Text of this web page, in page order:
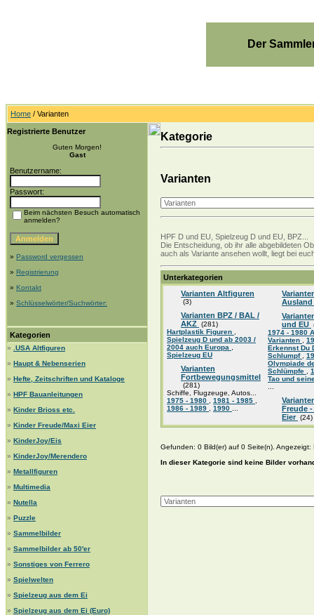
Der
Home / Varianten
Registrierte Benutzer
Guten Morgen!
Gast
Benutzername:
Passwort:
Beim nächsten Besuch automatisch
anmelden?
» Password vergessen
» Registrierung
» Kontakt
» Schlüsselwörter/Suchwörter:
Kategorien
»
.USA Altfiguren
» Haupt & Nebenserien
» Hefte, Zeitschriften und Kataloge
» HPF Bauanleitungen
» Kinder Brioss etc.
» Kinder Freude/Maxi Eier
» KinderJoy/Eis
» KinderJoy/Merendero
» Metallfiguren
» Multimedia
» Nutella
» Puzzle
» Sammelbilder
» Sammelbilder ab 50'er
» Sonstiges von Ferrero
» Spielwelten
» Spielzeug aus dem Ei
» Spielzeug aus dem Ei (Euro)
Kategorie
Varianten
HPF D und EU, Spielzeug D und EU, BPZ...
Die Entscheidung, ob ihr alle abgebildeten
auch als Variante ansehen wollt, liegt bei
Unterkategorien
Varianten Altfiguren
(3)
Varianten BPZ / BAL /
AKZ (281)
Hartplastik Figuren
Spielzeug D und ab 2003 /
2004 auch Europa
Spielzeug EU
Varianten
Fortbewegungsmittel
(281)
Schiffe, Flugzeuge, Autos...
1975 - 1980
1981 - 1985
1986 - 1989
1990
Ausland
und EU
1974 - 1980
Varianten
Erkennst Du
Schlumpf
Olympiade
Schlümpfe
Tao und
Freude -
Eier (24)
Gefunden: 0 Bild(er) auf 0 Seite(n). Angezeigt:
In dieser Kategorie sind keine Bilder